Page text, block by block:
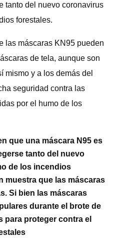
tanto del nuevo coronavirus
forestales.
las máscaras KN95 pueden
de tela, aunque son
mismo y a los demás del
seguridad contra las
por el humo de los
que una máscara N95 es
tanto del nuevo
de los incendios
muestra que las máscaras
Si bien las máscaras
durante el brote de
para proteger contra el